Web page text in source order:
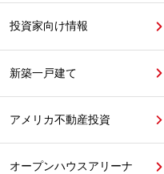
投資家向け情報
新築一戸建て
アメリカ不動産投資
オープンハウスアリーナ